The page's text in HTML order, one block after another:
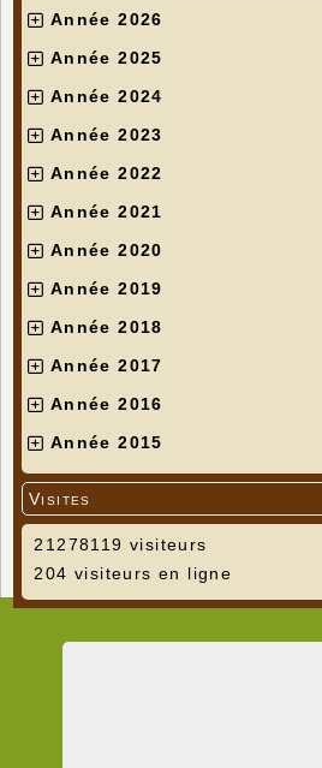
Année 2026
Année 2025
Année 2024
Année 2023
Année 2022
Année 2021
Année 2020
Année 2019
Année 2018
Année 2017
Année 2016
Année 2015
Visites
21278119 visiteurs
204 visiteurs en ligne